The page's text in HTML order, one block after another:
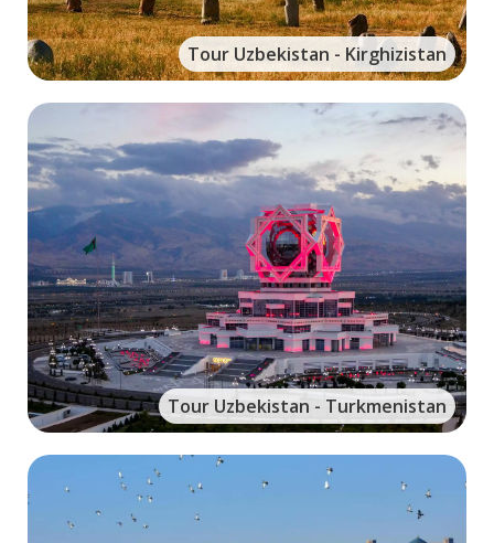
Tour Uzbekistan - Kirghizistan
Tour Uzbekistan - Turkmenistan